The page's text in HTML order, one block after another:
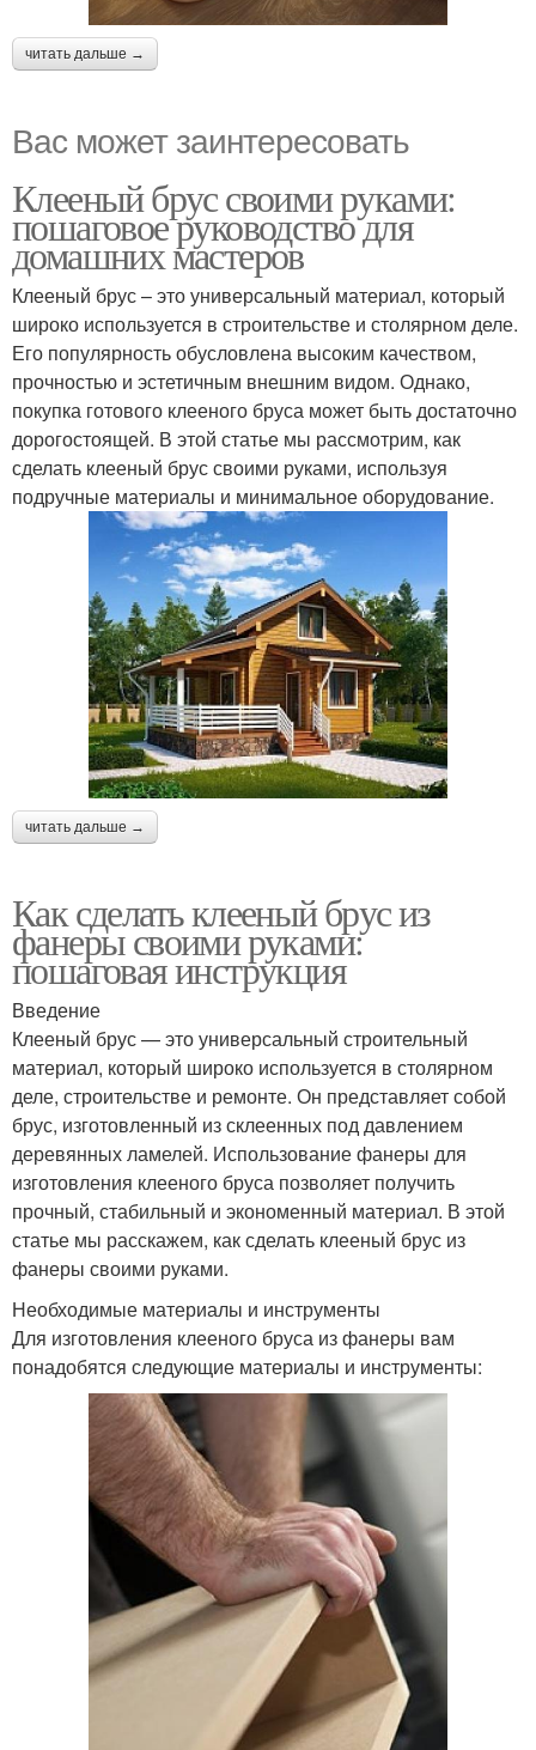
читать дальше →
Вас может заинтересовать
Клееный брус своими руками:
пошаговое руководство для
домашних мастеров
Клееный брус – это универсальный материал, который
широко используется в строительстве и столярном деле.
Его популярность обусловлена высоким качеством,
прочностью и эстетичным внешним видом. Однако,
покупка готового клееного бруса может быть достаточно
дорогостоящей. В этой статье мы рассмотрим, как
сделать клееный брус своими руками, используя
подручные материалы и минимальное оборудование.
читать дальше →
Как сделать клееный брус из
фанеры своими руками:
пошаговая инструкция
Введение
Клееный брус — это универсальный строительный
материал, который широко используется в столярном
деле, строительстве и ремонте. Он представляет собой
брус, изготовленный из склеенных под давлением
деревянных ламелей. Использование фанеры для
изготовления клееного бруса позволяет получить
прочный, стабильный и экономенный материал. В этой
статье мы расскажем, как сделать клееный брус из
фанеры своими руками.
Необходимые материалы и инструменты
Для изготовления клееного бруса из фанеры вам
понадобятся следующие материалы и инструменты: